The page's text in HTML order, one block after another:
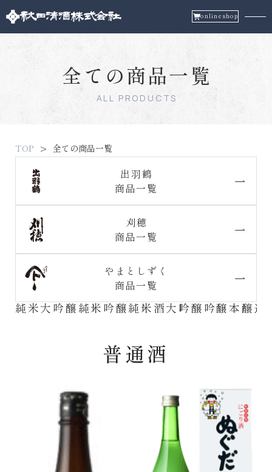
onlineshop
全ての商品一覧
ALL PRODUCTS
TOP 全ての商品一覧
出羽鶴
商品一覧
刈穂
商品一覧
やまとしずく
商品一覧
純米大吟醸純米吟醸純米酒大吟醸吟醸本醸造
普通酒